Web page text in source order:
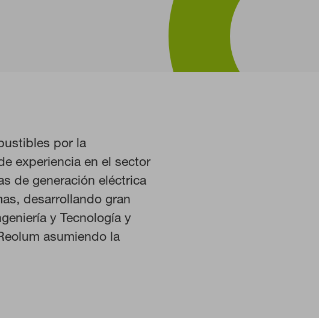
por la
experiencia en el sector
de generación eléctrica
desarrollando gran
y Tecnología y
asumiendo la
TODO HABILITAR TODO
sistemas. Puede configurar su
Estas cookies no almacenan ninguna
de nuestro sitio y mejorarlo. Nos